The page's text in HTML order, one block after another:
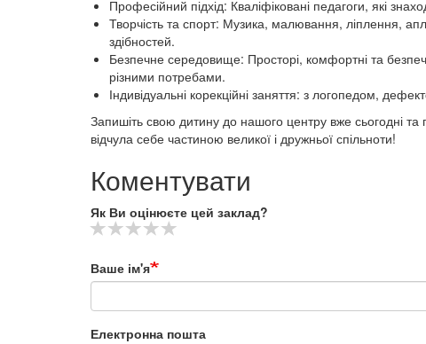
Професійний підхід: Кваліфіковані педагоги, які
Творчість та спорт: Музика, малювання, ліплення,
здібностей.
Безпечне середовище: Просторі, комфортні та
різними потребами.
Індивідуальні корекційні заняття: з логопедом,
Запишіть свою дитину до нашого центру вже сьогодні
відчула себе частиною великої і дружньої спільноти!
Коментувати
Як Ви оцінюєте цей заклад?
Ваше ім'я
Електронна пошта